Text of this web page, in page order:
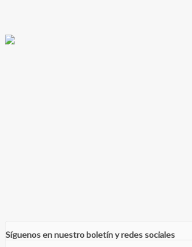
Síguenos en nuestro boletín y redes sociales